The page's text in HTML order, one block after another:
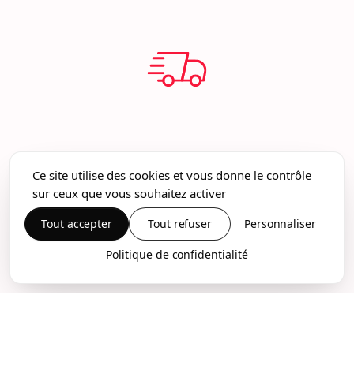
Ce site utilise des cookies et vous donne le contrôle
sur ceux que vous souhaitez activer
Tout accepter Tout refuser Personnaliser
Politique de confidentialité